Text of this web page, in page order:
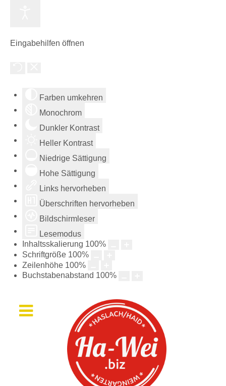
Eingabehilfen öffnen
Farben umkehren
Monochrom
Dunkler Kontrast
Heller Kontrast
Niedrige Sättigung
Hohe Sättigung
Links hervorheben
Überschriften hervorheben
Bildschirmleser
Lesemodus
Inhaltsskalierung 100%
Schriftgröße 100%
Zeilenhöhe 100%
Buchstabenabstand 100%